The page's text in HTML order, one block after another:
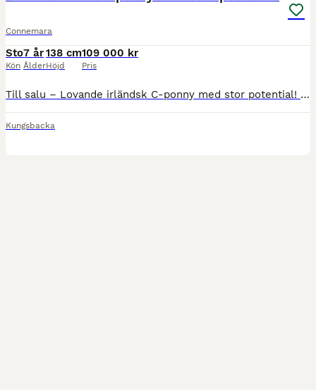
Connemara
Sto
Kön
7 år
Ålder
138 cm
Höjd
109 000 kr
Pris
Till salu – Lovande irländsk C-ponny med stor potential! På grund av personliga skäl söker denna fantastiska vita ponny ett nytt hem. Hon är en 7-årig ponny som är sent tagen då hon tidigare fått tv
Kungsbacka